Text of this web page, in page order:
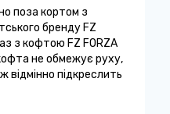
поза кортом з
бренду FZ
з кофтою FZ FORZA
не обмежує руху,
відмінно підкреслить